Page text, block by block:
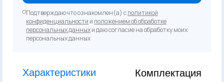
Подтверждаю что ознакомлен(а) сполитикой
конфиденциальности и положением об обработке
персональных данныхи даю согласие на обработку моих
персональных данных
Характеристики Комплектация